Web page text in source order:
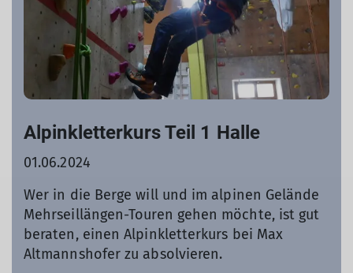
Alpinkletterkurs Teil 1 Halle
01.06.2024
Wer in die Berge will und im alpinen Gelände
Mehrseillängen-Touren gehen möchte, ist gut
beraten, einen Alpinkletterkurs bei Max
Altmannshofer zu absolvieren.